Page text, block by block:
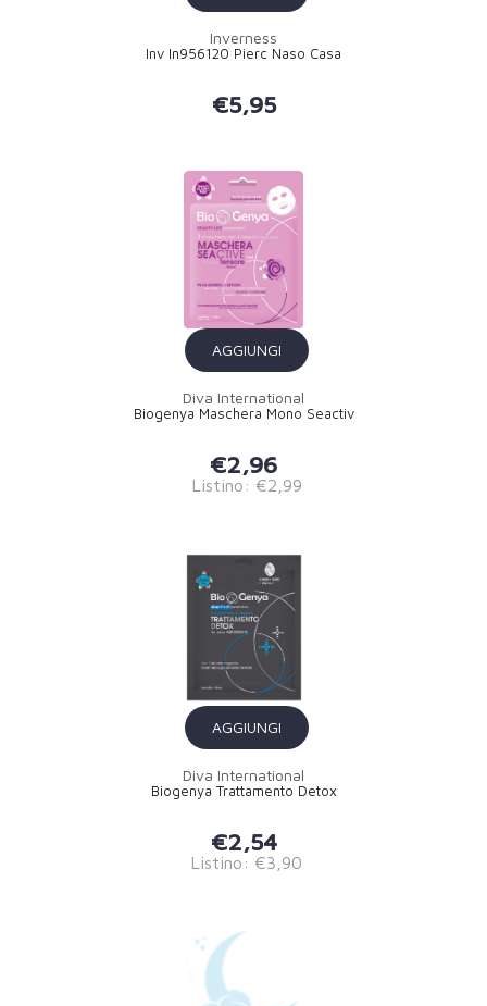
Inverness
Inv In956120 Pierc Naso Casa
€5,95
AGGIUNGI
Diva International
Biogenya Maschera Mono Seactiv
€2,96
Listino: €2,99
AGGIUNGI
Diva International
Biogenya Trattamento Detox
€2,54
Listino: €3,90